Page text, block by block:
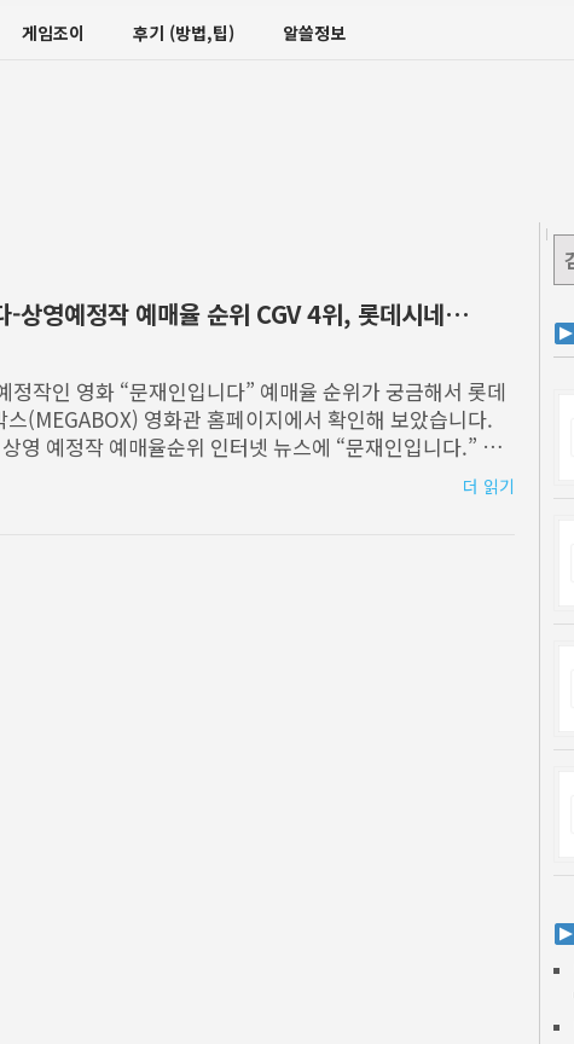
게임조이 후기 (방법,팁) 알쓸정보
-상영예정작 예매율 순위 CGV 4위, 롯데시네마
정작인 영화 “문재인입니다” 예매율 순위가 궁금해서 롯데
스(MEGABOX) 영화관 홈페이지에서 확인해 보았습니다.
영 예정작 예매율순위 인터넷 뉴스에 “문재인입니다.” 에
더 읽기
검
색